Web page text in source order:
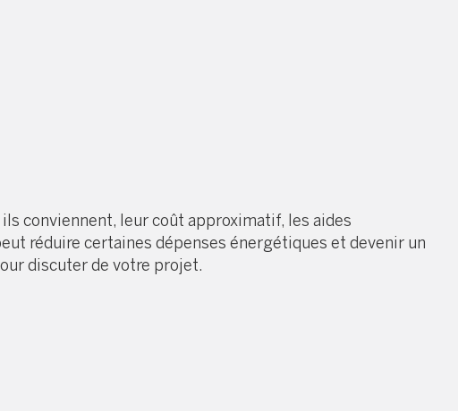
conviennent, leur coût approximatif, les aides
réduire certaines dépenses énergétiques et devenir un
discuter de votre projet.